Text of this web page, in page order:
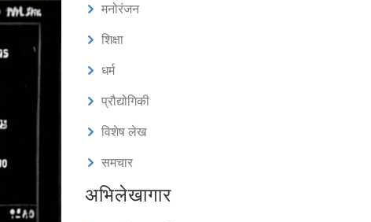
मनोरंजन
शिक्षा
धर्म
प्रौद्योगिकी
विशेष लेख
समचार
अभिलेखागार